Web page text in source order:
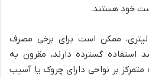
خود هستند.
به حجم 30 میلی لیتری، ممکن است برای برخی مصرف
گسترده دارند، مقرون به
متمرکز بر نواحی دارای چروک یا آسیب